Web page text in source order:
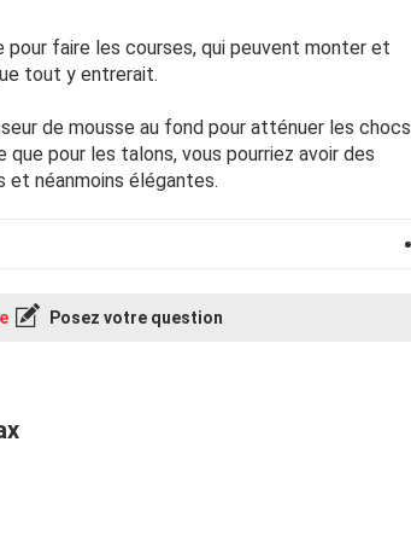
faire les courses, qui peuvent monter et
tout y entrerait.
de mousse au fond pour atténuer les chocs
pour les talons, vous pourriez avoir des
et néanmoins élégantes.
Posez votre question